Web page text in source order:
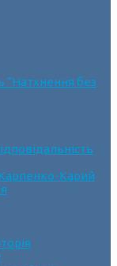
“Натхнення без
Карпенко-Карий